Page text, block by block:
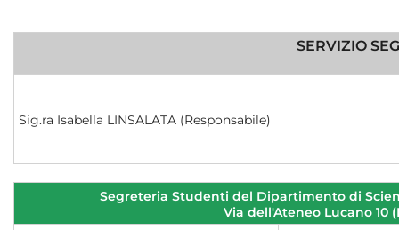
SERVIZIO
Sig.ra Isabella LINSALATA (Responsabile)
Segreteria Studenti del Dipartimento di
Via dell'Ateneo Lucano 10